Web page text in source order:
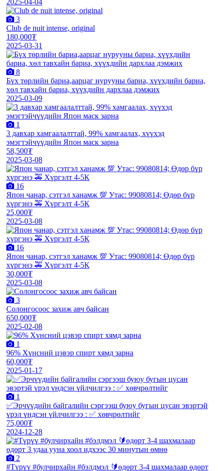
2025-04-04
3
Club de nuit intense, original
180,000₮
2025-03-31
8
Бүх төрлийн бариа,аарцаг нурууны бариа, хүүхдийн бариа,
хөл тавхайн бариа, хүүхдийн дархлаа дэмжих
2025-03-09
1
3 давхар хамгаалалттай, 99% хамгаалах, хүүхэд
эмэгтэйчүүдийн Япон маск зарна
58,500₮
2025-03-08
16
Япон чанар, сэтгэл ханамж 💯 Утас: 99080814; Өдөр бүр
хүргэнэ 🚕 Хүргэлт 4-5К
25,000₮
2025-03-08
16
Япон чанар, сэтгэл ханамж 💯 Утас: 99080814; Өдөр бүр
хүргэнэ 🚕 Хүргэлт 4-5К
30,000₮
2025-03-08
3
Солонгосоос захиж авч байсан
650,000₮
2025-02-08
1
96% Хүнсний цэвэр спирт хямд зарна
60,000₮
2025-01-17
1
✅Эрчүүдийн байгалийн сэргээш буюу бугын цусан эвэртэй
үрэл үндсэн үйлчилгээ : ✅ хөвчрөлтийг
75,000₮
2024-12-28
2
#Түрүү #булчирхайн #бэлдмэл 🔰өдөрт 3-4 шахмалаар өдөрт